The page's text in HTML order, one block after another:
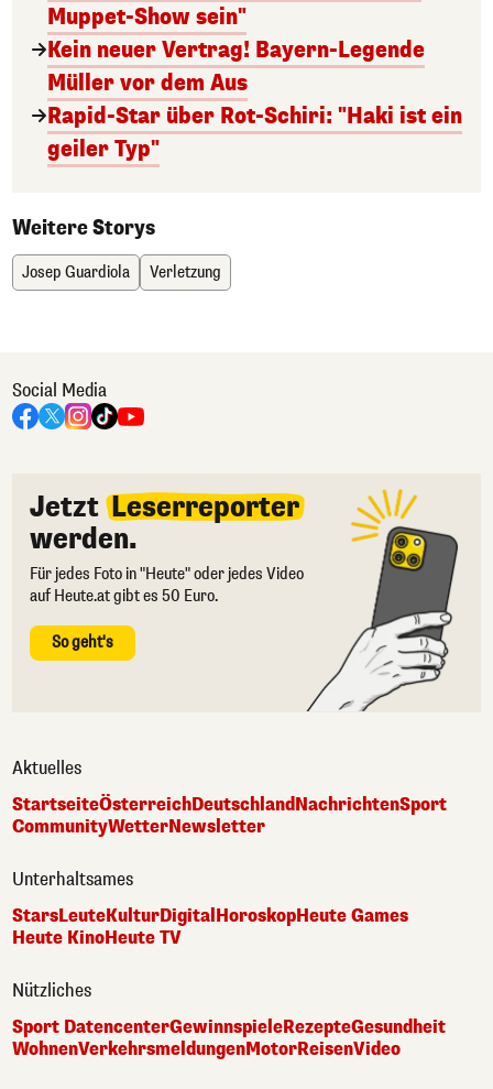
Muppet-Show sein"
Kein neuer Vertrag! Bayern-Legende
Müller vor dem Aus
Rapid-Star über Rot-Schiri: "Haki ist ein
geiler Typ"
Weitere Storys
Josep Guardiola Verletzung
Social Media
Jetzt Leserreporter
werden.
Für jedes Foto in "Heute" oder jedes Video
auf Heute.at gibt es 50 Euro.
So geht's
Aktuelles
StartseiteÖsterreichDeutschlandNachrichtenSport
CommunityWetterNewsletter
Unterhaltsames
StarsLeuteKulturDigital HoroskopHeute Games
Heute KinoHeute TV
Nützliches
Sport DatencenterGewinnspieleRezepteGesundheit
WohnenVerkehrsmeldungenMotorReisenVideo